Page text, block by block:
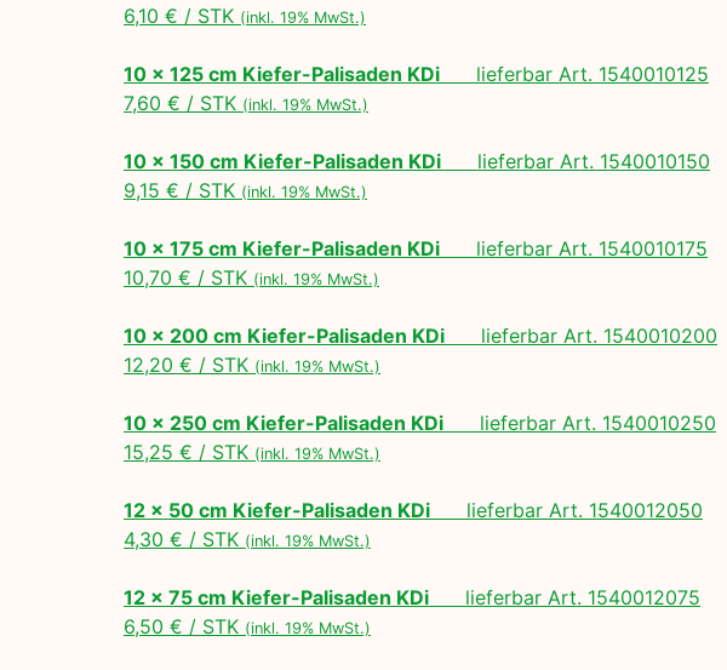
6,10 € / STK (inkl. 19% MwSt.)
10 x 125 cm Kiefer-Palisaden KDi lieferbar Art. 1540010125
7,60 € / STK (inkl. 19% MwSt.)
10 x 150 cm Kiefer-Palisaden KDi lieferbar Art. 1540010150
9,15 € / STK (inkl. 19% MwSt.)
10 x 175 cm Kiefer-Palisaden KDi lieferbar Art. 1540010175
10,70 € / STK (inkl. 19% MwSt.)
10 x 200 cm Kiefer-Palisaden KDi lieferbar Art. 1540010200
12,20 € / STK (inkl. 19% MwSt.)
10 x 250 cm Kiefer-Palisaden KDi lieferbar Art. 1540010250
15,25 € / STK (inkl. 19% MwSt.)
12 x 50 cm Kiefer-Palisaden KDi lieferbar Art. 1540012050
4,30 € / STK (inkl. 19% MwSt.)
12 x 75 cm Kiefer-Palisaden KDi lieferbar Art. 1540012075
6,50 € / STK (inkl. 19% MwSt.)